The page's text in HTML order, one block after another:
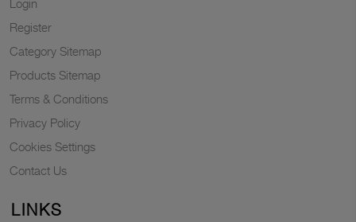
Login
Register
Category Sitemap
Products Sitemap
Terms & Conditions
Privacy Policy
Cookies Settings
Contact Us
LINKS